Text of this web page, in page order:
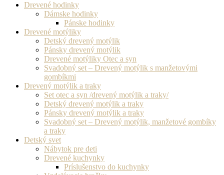
Drevené hodinky
Dámske hodinky
Pánske hodinky
Drevené motýliky
Detský drevený motýlik
Pánsky drevený motýlik
Drevené motýliky Otec a syn
Svadobný set – Drevený motýlik s manžetovými
gombíkmi
Drevený motýlik a traky
Set otec a syn /drevený motýlik a traky/
Detský drevený motýlik a traky
Pánsky drevený motýlik a traky
Svadobný set – Drevený motýlik, manžetové gombíky
a traky
Detský svet
Nábytok pre deti
Drevené kuchynky
Príslušenstvo do kuchynky